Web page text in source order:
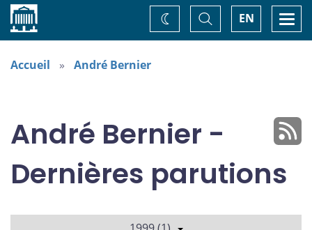
Accueil EN
Basculer
la
recherche
Changez
de
Accueil André Bernier
André Bernier -
Dernières parutions